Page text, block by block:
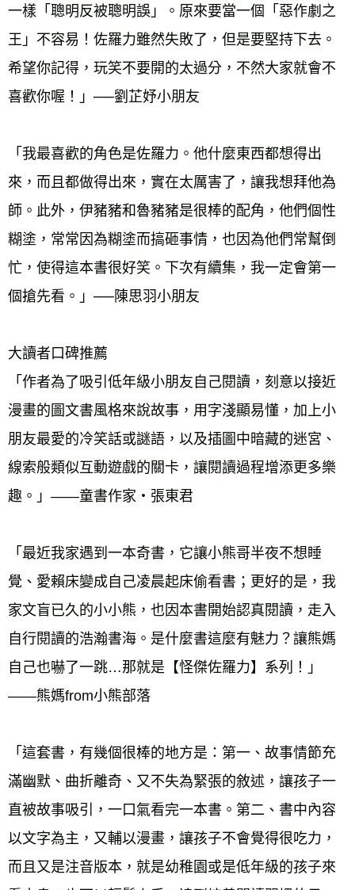
一樣「聰明反被聰明誤」。原來要當一個「惡作劇之
王」不容易！佐羅力雖然失敗了，但是要堅持下去。
希望你記得，玩笑不要開的太過分，不然大家就會不
「我最喜歡的角色是佐羅力。他什麼東西都想得出
來，而且都做得出來，實在太厲害了，讓我想拜他為
師。此外，伊豬豬和魯豬豬是很棒的配角，他們個性
糊塗，常常因為糊塗而搞砸事情，也因為他們常幫倒
忙，使得這本書很好笑。下次有續集，我一定會第一
個搶先看。」──陳思羽小朋友
大讀者口碑推薦
「作者為了吸引低年級小朋友自己閱讀，刻意以接近
漫畫的圖文書風格來說故事，用字淺顯易懂，加上小
朋友最愛的冷笑話或謎語，以及插圖中暗藏的迷宮、
線索般類似互動遊戲的關卡，讓閱讀過程增添更多樂
「最近我家遇到一本奇書，它讓小熊哥半夜不想睡
覺、愛賴床變成自己凌晨起床偷看書；更好的是，我
家文盲已久的小小熊，也因本書開始認真閱讀，走入
自行閱讀的浩瀚書海。是什麼書這麼有魅力？讓熊媽
自己也嚇了一跳…那就是【怪傑佐羅力】系列！」
「這套書，有幾個很棒的地方是：第一、故事情節充
滿幽默、曲折離奇、又不失為緊張的敘述，讓孩子一
直被故事吸引，一口氣看完一本書。第二、書中內容
以文字為主，又輔以漫畫，讓孩子不會覺得很吃力，
而且又是注音版本，就是幼稚園或是低年級的孩子來